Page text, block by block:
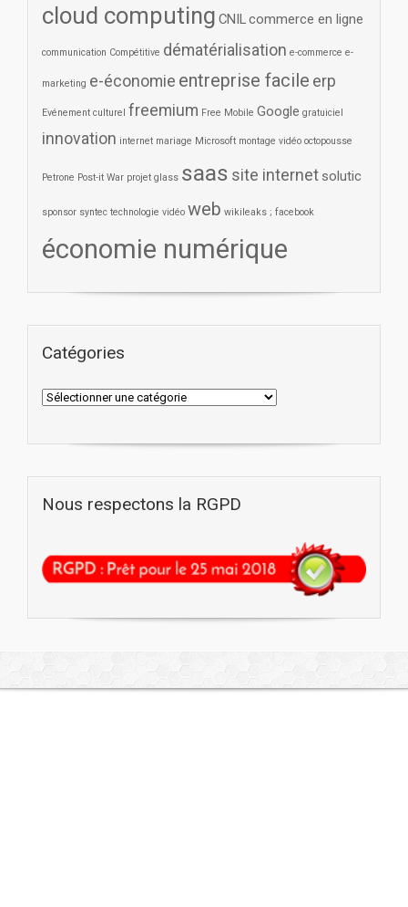
cloud computing CNILcommerce en ligne
communication Compétitive dématérialisation e-commerce e-
marketing e-économie entreprise facile erp
Evénement culturel freemium Free Mobile Google gratuiciel
innovation internet mariage Microsoft montage vidéo octopousse
Petrone Post-it War projet glass saas site internet solutic
sponsor syntec technologie vidéo web wikileaks ; facebook
économie numérique
Catégories
Nous respectons la RGPD